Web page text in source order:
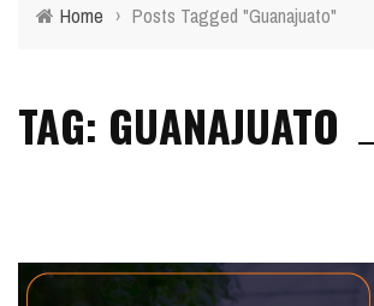
Home › Posts Tagged "Guanajuato"
TAG: GUANAJUATO